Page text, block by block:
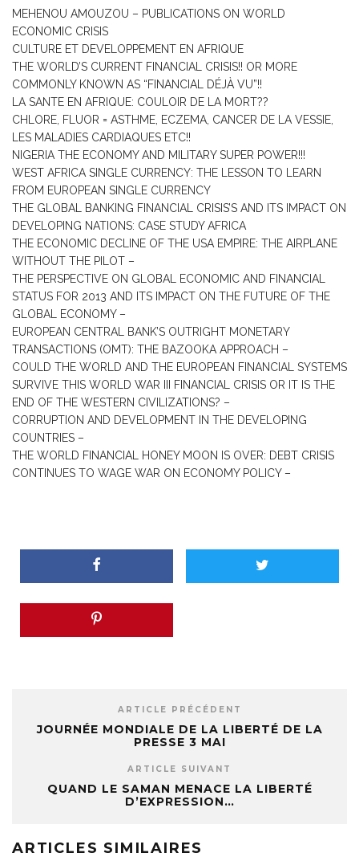
MEHENOU AMOUZOU – PUBLICATIONS ON WORLD
ECONOMIC CRISIS
CULTURE ET DEVELOPPEMENT EN AFRIQUE
THE WORLD’S CURRENT FINANCIAL CRISIS!! OR MORE
COMMONLY KNOWN AS “FINANCIAL DÉJÀ VU”!!
LA SANTE EN AFRIQUE: COULOIR DE LA MORT??
CHLORE, FLUOR = ASTHME, ECZEMA, CANCER DE LA VESSIE,
LES MALADIES CARDIAQUES ETC!!
NIGERIA THE ECONOMY AND MILITARY SUPER POWER!!!
WEST AFRICA SINGLE CURRENCY: THE LESSON TO LEARN
FROM EUROPEAN SINGLE CURRENCY
THE GLOBAL BANKING FINANCIAL CRISIS’S AND ITS IMPACT ON
DEVELOPING NATIONS: CASE STUDY AFRICA
THE ECONOMIC DECLINE OF THE USA EMPIRE: THE AIRPLANE
WITHOUT THE PILOT –
THE PERSPECTIVE ON GLOBAL ECONOMIC AND FINANCIAL
STATUS FOR 2013 AND ITS IMPACT ON THE FUTURE OF THE
GLOBAL ECONOMY –
EUROPEAN CENTRAL BANK’S OUTRIGHT MONETARY
TRANSACTIONS (OMT): THE BAZOOKA APPROACH –
COULD THE WORLD AND THE EUROPEAN FINANCIAL SYSTEMS
SURVIVE THIS WORLD WAR III FINANCIAL CRISIS OR IT IS THE
END OF THE WESTERN CIVILIZATIONS? –
CORRUPTION AND DEVELOPMENT IN THE DEVELOPING
COUNTRIES –
THE WORLD FINANCIAL HONEY MOON IS OVER: DEBT CRISIS
CONTINUES TO WAGE WAR ON ECONOMY POLICY –
ARTICLE PRÉCÉDENT
JOURNÉE MONDIALE DE LA LIBERTÉ DE LA
PRESSE 3 MAI
ARTICLE SUIVANT
QUAND LE SAMAN MENACE LA LIBERTÉ
D’EXPRESSION…
ARTICLES SIMILAIRES